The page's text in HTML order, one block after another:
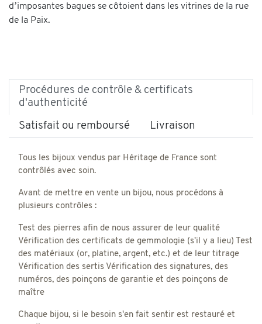
d’imposantes bagues se côtoient dans les vitrines de la rue
de la Paix.
Procédures de contrôle & certificats
d'authenticité
Satisfait ou remboursé Livraison
Tous les bijoux vendus par Héritage de France sont
contrôlés avec soin.
Avant de mettre en vente un bijou, nous procédons à
plusieurs contrôles :
Test des pierres afin de nous assurer de leur qualité
Vérification des certificats de gemmologie (s'il y a lieu) Test
des matériaux (or, platine, argent, etc.) et de leur titrage
Vérification des sertis Vérification des signatures, des
numéros, des poinçons de garantie et des poinçons de
maître
Chaque bijou, si le besoin s'en fait sentir est restauré et